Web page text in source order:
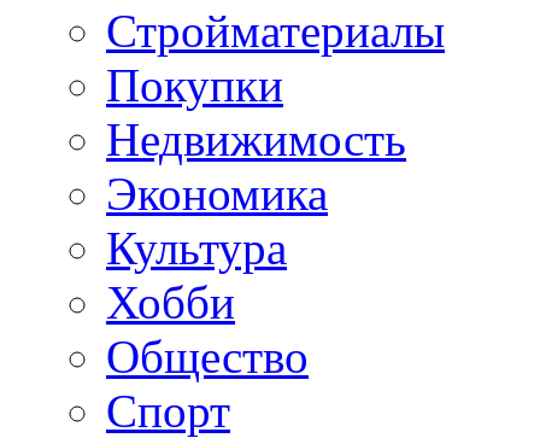
Стройматериалы
Покупки
Недвижимость
Экономика
Культура
Хобби
Общество
Спорт